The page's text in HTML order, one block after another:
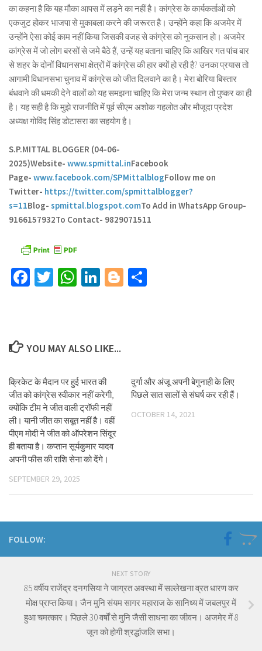
का कहना है कि यह मौका आपस में लड़ने का नहीं है। कांग्रेस के कार्यकर्ताओं को
एकजुट होकर भाजपा से मुकाबला करने की जरूरत है। उन्होंने कहा कि अजमेर में
उन्होंने ऐसा कोई काम नहीं किया जिसकी वजह से कांग्रेस को नुकसान हो। अजमेर
कांग्रेस में जो लोग बरसों से जमे बैठे हैं, उन्हें यह बताना चाहिए कि आखिर गत पांच बार
से शहर के दोनों विधानसभा क्षेत्रों में कांग्रेस की हार क्यों हो रही है? उनका प्रयास तो
आगामी विधानसभा चुनाव में कांग्रेस को जीत दिलवाने का है। मेरा बोरिया बिस्तार
बंधवाने की धमकी देने वालों को यह समझना चाहिए कि मेरा जन्म स्थान तो पुष्कर का ही
है। यह सही है कि मुझे राजनीति में पूर्व सीएम अशोक गहलोत और मौजूदा प्रदेश
अध्यक्ष गोविंद सिंह डोटासरा का सहयोग है।
S.P.MITTAL BLOGGER (04-06-
2025)Website- www.spmittal.inFacebook
Page- www.facebook.com/SPMittalblogFollow me on
Twitter- https://twitter.com/spmittalblogger?
s=11Blog- spmittal.blogspot.comTo Add in WhatsApp Group-
9166157932To Contact- 9829071511
Facebook
TwitterWhatsApp
LinkedIn
Blogger
YOU MAY ALSO LIKE...
क्रिकेट के मैदान पर हुई भारत की
जीत को कांग्रेस स्वीकार नहीं करेगी,
क्योंकि टीम ने जीत वाली ट्रॉफी नहीं
ली। यानी जीत का सबूत नहीं है। वहीं
पीएम मोदी ने जीत को ऑपरेशन सिंदूर
ही बताया है। कप्तान सूर्यकुमार यादव
अपनी फीस की राशि सेना को देंगे।
SEPTEMBER 29, 2025
दुर्गा और अंजू अपनी बेगुनाही के लिए
पिछले सात सालों से संघर्ष कर रही हैं।
OCTOBER 14, 2021
FOLLOW:
NEXT STORY
85 वर्षीय राजेंद्र दनगसिया ने जाग्रत अवस्था में सल्लेखना व्रत धारण कर
मोक्ष प्राप्त किया। जैन मुनि संयम सागर महाराज के सानिध्य में जबलपुर में
हुआ चमत्कार। पिछले 30 वर्षों से मुनि जैसी साधना का जीवन। अजमेर में 8
जून को होगी श्रद्धांजलि सभा।